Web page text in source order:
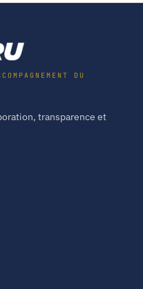
DU
transparence et